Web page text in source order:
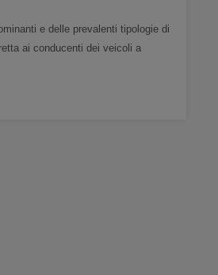
e delle prevalenti tipologie di
ai conducenti dei veicoli a